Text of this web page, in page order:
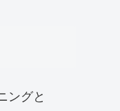
ングと